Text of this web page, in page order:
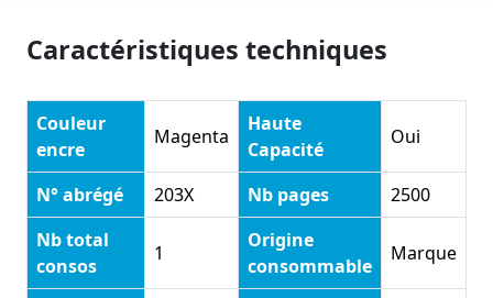
Caractéristiques techniques
Couleur
encre
Magenta
Haute
Capacité
Oui
N° abrégé 203X Nb pages
2500
Nb total
consos
1
Origine
consommable
Marque